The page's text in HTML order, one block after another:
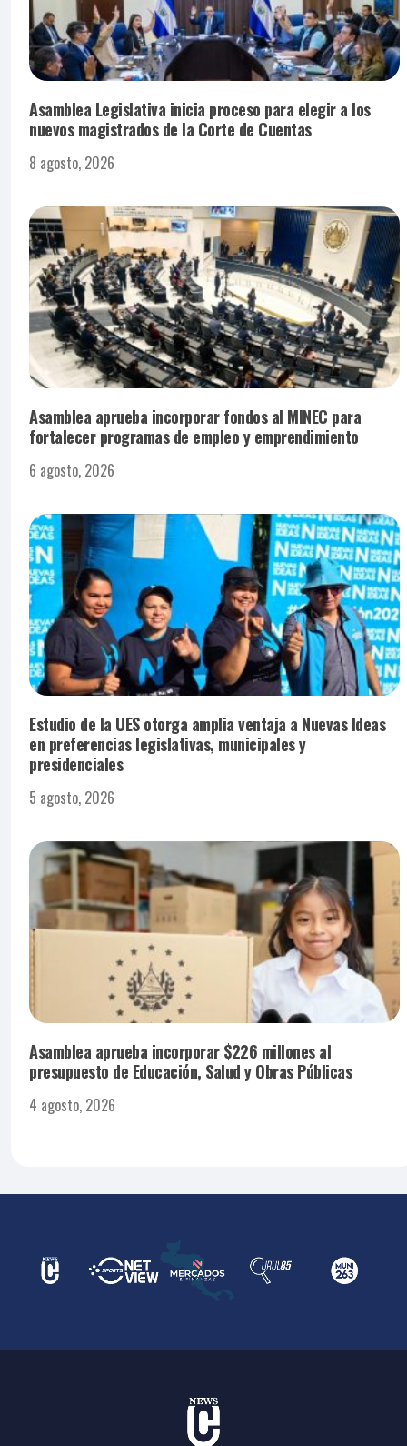
Asamblea Legislativa inicia proceso para elegir a los
nuevos magistrados de la Corte de Cuentas
8 agosto, 2026
Asamblea aprueba incorporar fondos al MINEC para
fortalecer programas de empleo y emprendimiento
6 agosto, 2026
Estudio de la UES otorga amplia ventaja a Nuevas Ideas
en preferencias legislativas, municipales y
presidenciales
5 agosto, 2026
Asamblea aprueba incorporar $226 millones al
presupuesto de Educación, Salud y Obras Públicas
4 agosto, 2026